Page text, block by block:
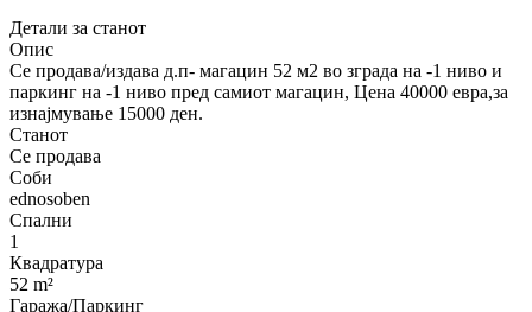
Детали за станот
Опис
Се продава/издава д.п- магацин 52 м2 во зграда на -1 ниво и
паркинг на -1 ниво пред самиот магацин, Цена 40000 евра,за
изнајмување 15000 ден.
Станот
Се продава
Соби
ednosoben
Спални
1
Квадратура
52 m²
Гаража/Паркинг